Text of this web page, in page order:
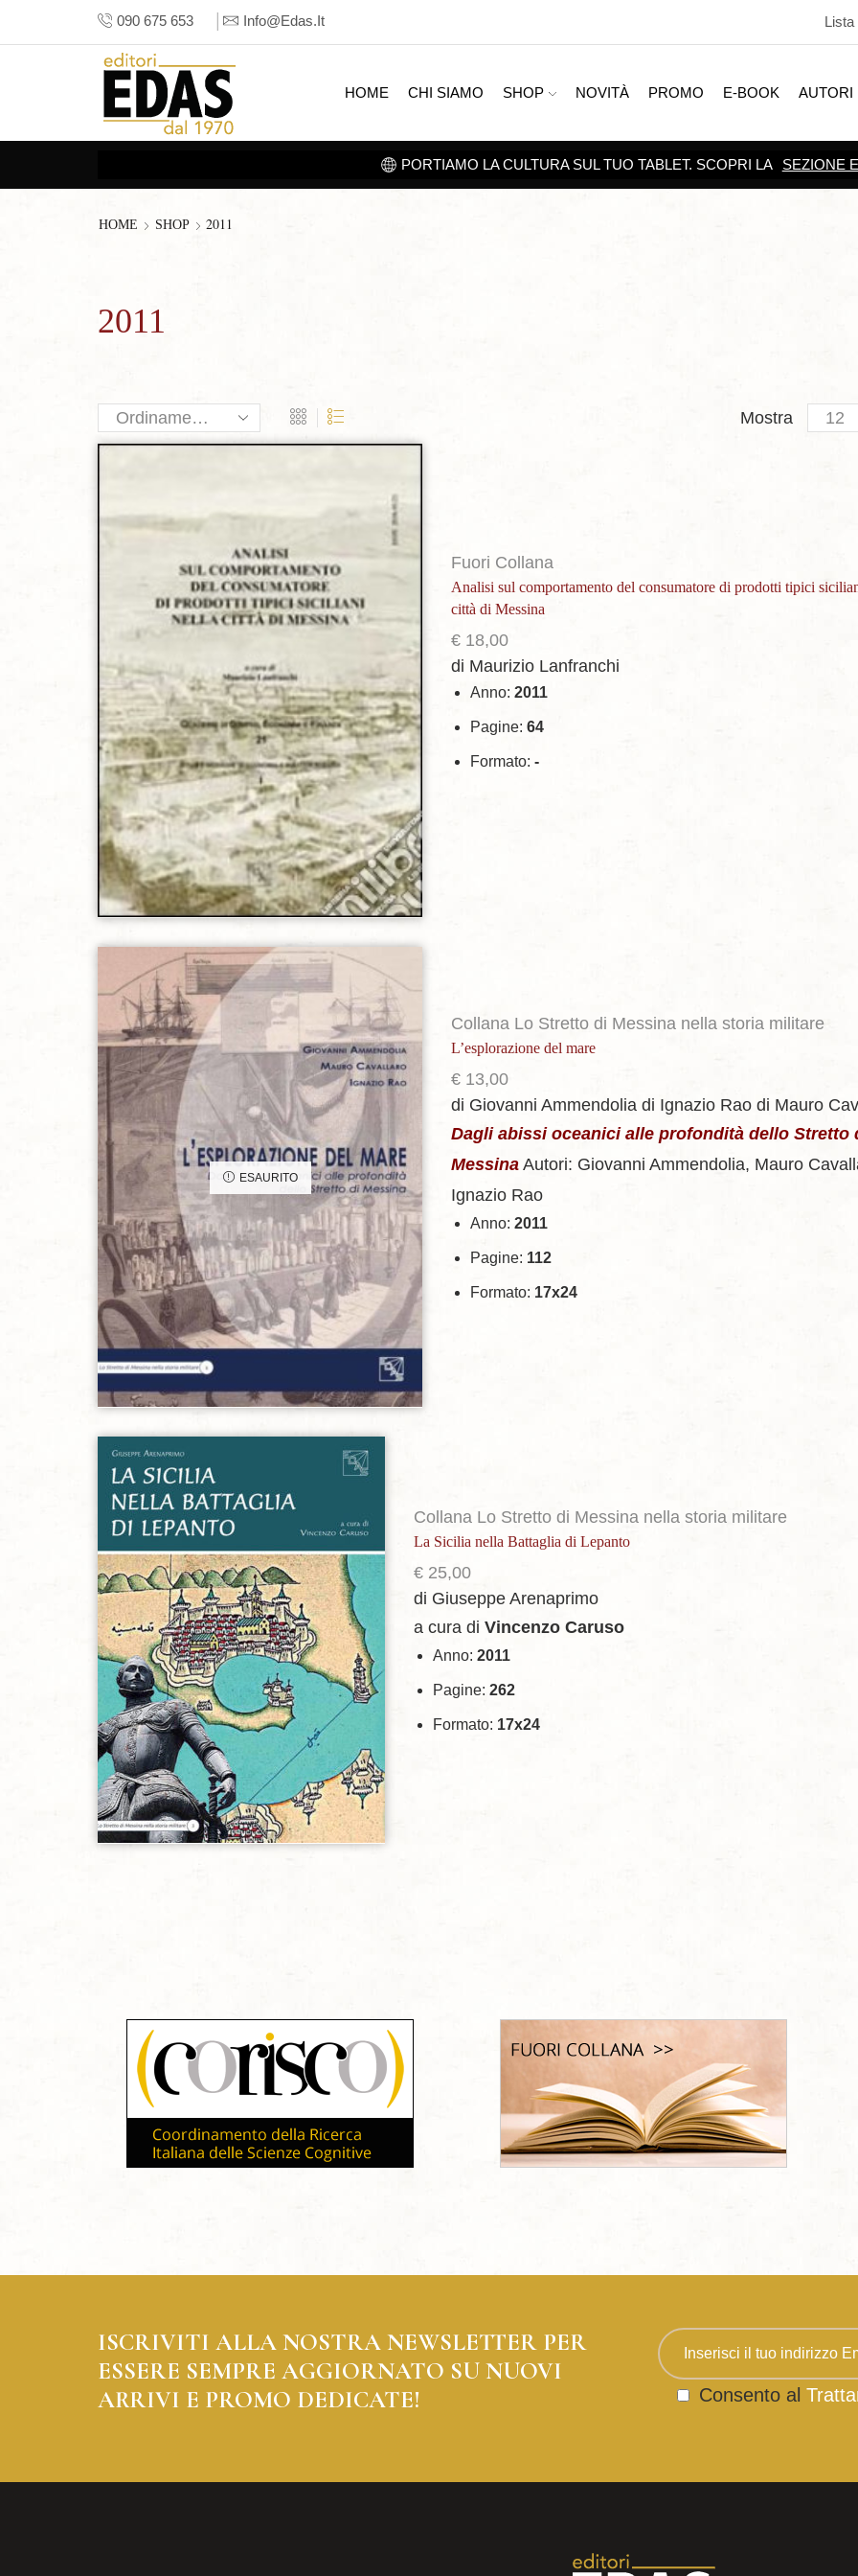
090 675 653 Info@edas.it Lista
HOME CHI SIAMO SHOP NOVITÀ PROMO E-BOOK AUTORI
SCOPRI TUTTE LE PROMOZIONI
HOME SHOP 2011
2011
Mostra
Aggiungi alla lista dei desideri
Fuori Collana
Analisi sul comportamento del consumatore di prodotti tipici
città di Messina
€ 18,00
di Maurizio Lanfranchi
Anno: 2011
Pagine: 64
Formato: -
Aggiungi alla lista dei desideri
ESAURITO
Collana Lo Stretto di Messina nella storia militare
L’esplorazione del mare
€ 13,00
di Giovanni Ammendolia di Ignazio Rao di Mauro
Dagli abissi oceanici alle profondità dello Stretto
Messina Autori: Giovanni Ammendolia, Mauro
Ignazio Rao
Anno: 2011
Pagine: 112
Formato: 17x24
Aggiungi alla lista dei desideri Collana Lo Stretto di Messina nella storia militare
La Sicilia nella Battaglia di Lepanto
€ 25,00
di Giuseppe Arenaprimo
a cura di Vincenzo Caruso
Anno: 2011
Pagine: 262
Formato: 17x24
ISCRIVITI ALLA NOSTRA NEWSLETTER PER
ESSERE SEMPRE AGGIORNATO SU NUOVI
ARRIVI E PROMO DEDICATE!
Consento al